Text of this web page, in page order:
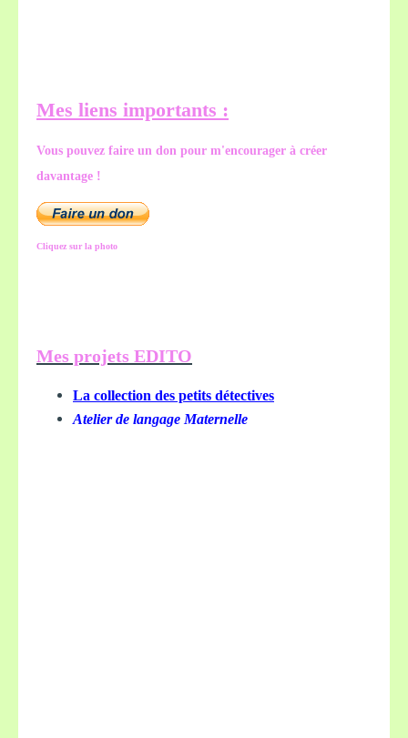
Mes liens importants :
Vous pouvez faire un don pour m'encourager à créer
davantage !
Cliquez sur la photo
Mes projets EDITO
La collection des petits détectives
Atelier de langage Maternelle